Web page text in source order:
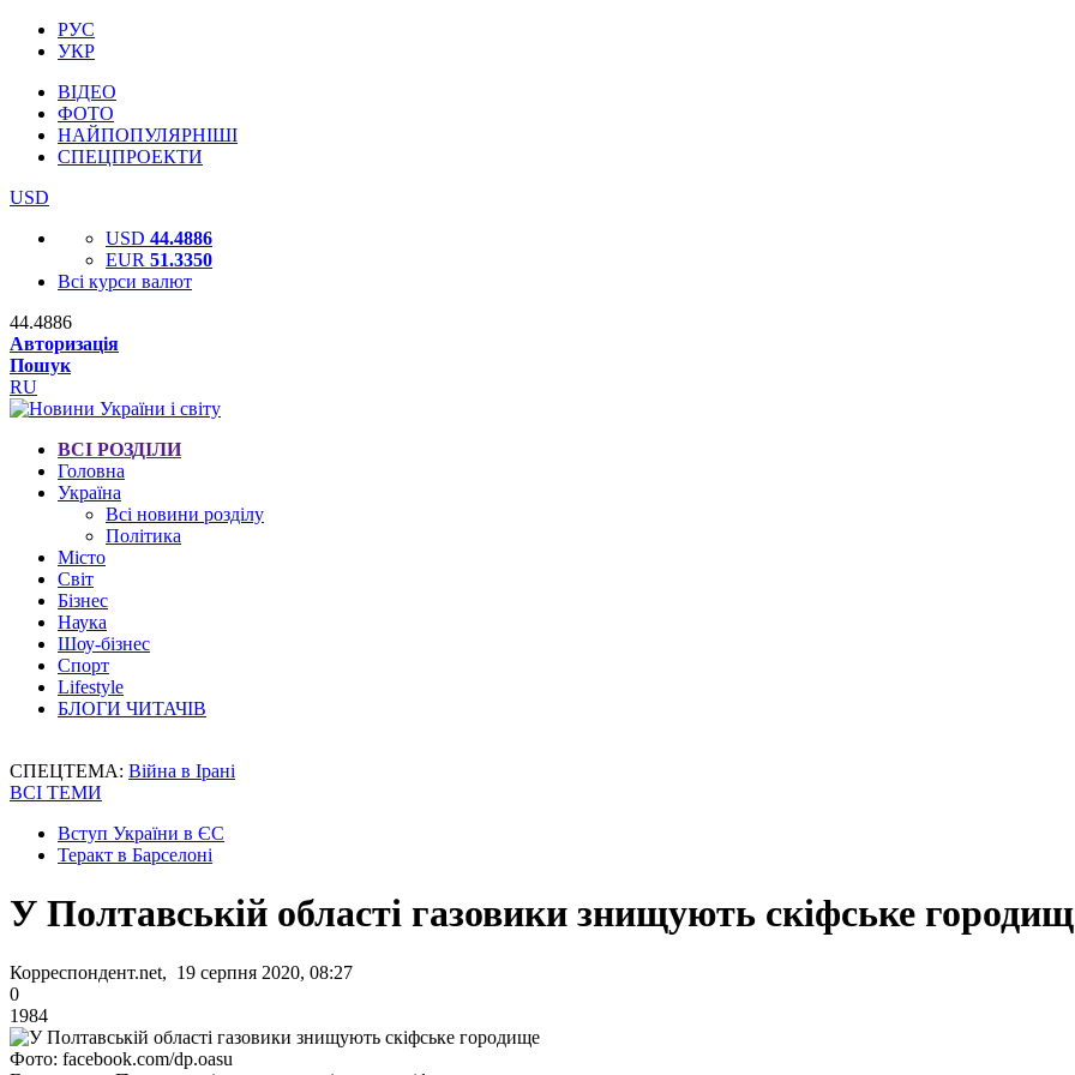
РУС
УКР
ВІДЕО
ФОТО
НАЙПОПУЛЯРНІШІ
СПЕЦПРОЕКТИ
USD
USD 44.4886
EUR 51.3350
Всі курси валют
44.4886
Авторизація
Пошук
RU
ВСІ РОЗДІЛИ
Головна
Україна
Всі новини розділу
Політика
Місто
Світ
Бізнес
Наука
Шоу-бізнес
Спорт
Lifestyle
БЛОГИ ЧИТАЧІВ
СПЕЦТЕМА: Війна в Ірані
ВСІ ТЕМИ
Вступ України в ЄС
Теракт в Барселоні
У Полтавській області газовики знищують скіфське
Корреспондент.net, 19 серпня 2020, 08:27
0
1984
Фото: facebook.com/dp.oasu